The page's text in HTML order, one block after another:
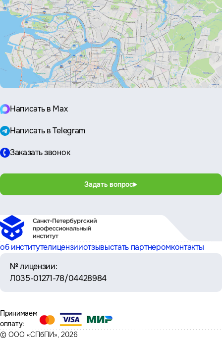
Написать в Max
Написать в Telegram
Заказать звонок
Задать вопрос
об институтелицензииотзывыстать партнеромконтакты
№ лицензии:
Л035-01271-78/04428984
© ООО «СПбПИ», 2026
Принимаем
оплату: